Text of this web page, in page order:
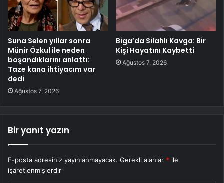
Suna Selen yıllar sonra
Münir Özkul ile neden
boşandıklarını anlattı:
Taze kana ihtiyacım var
dedi
Ağustos 7, 2026
Biga’da Silahlı Kavga: Bir
Kişi Hayatını Kaybetti
Ağustos 7, 2026
Bir yanıt yazın
E-posta adresiniz yayınlanmayacak. Gerekli alanlar * ile
işaretlenmişlerdir